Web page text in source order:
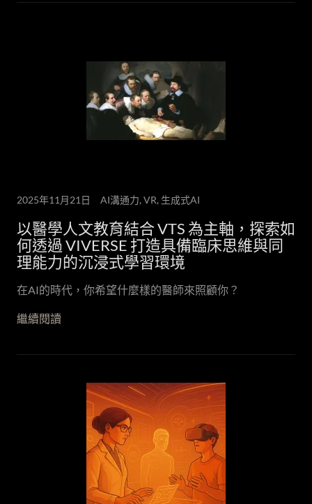
2025年11月21日 AI溝通力, VR, 生成式AI
以醫學人文教育結合 VTS 為主軸，探索如
何透過 VIVERSE 打造具備臨床思維與同
理能力的沉浸式學習環境
在AI的時代，你希望什麼樣的醫師來照顧你？
繼續閱讀